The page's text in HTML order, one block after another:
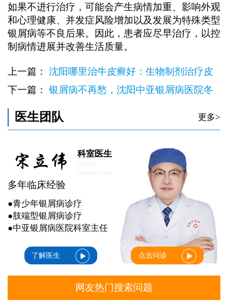
如果不进行治疗，可能会产生病情加重、影响外观
和心理健康、并发症风险增加以及发展为特殊类型
银屑病等不良后果。因此，患者应尽早治疗，以控
制病情进展并改善生活质量。
上一篇： 沈阳哪里治牛皮癣好：生物制剂治疗皮
肤病多少钱一针
下一篇： 银屑病不再愁，沈阳中亚银屑病医院冬
日援助名额发放中！银屑病患者能用凡士林吗？
医生团队 更多>
科室医生
多年临床经验
●青少年银屑病诊疗
●肢端型银屑病诊疗
●中亚银屑病医院科室主任
了解医生 点击问诊
网友热门搜索问题